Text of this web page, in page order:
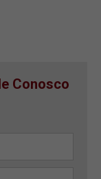
Conosco